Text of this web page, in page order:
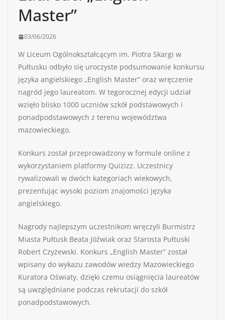
Master”
03/06/2026
W Liceum Ogólnokształcącym im. Piotra Skargi w
Pułtusku odbyło się uroczyste podsumowanie konkursu
języka angielskiego „English Master” oraz wręczenie
nagród jego laureatom. W tegorocznej edycji udział
wzięło blisko 1000 uczniów szkół podstawowych i
ponadpodstawowych z terenu województwa
mazowieckiego.
Konkurs został przeprowadzony w formule online z
wykorzystaniem platformy Quizizz. Uczestnicy
rywalizowali w dwóch kategoriach wiekowych,
prezentując wysoki poziom znajomości języka
angielskiego.
Nagrody najlepszym uczestnikom wręczyli Burmistrz
Miasta Pułtusk Beata Jóźwiak oraz Starosta Pułtuski
Robert Czyżewski. Konkurs „English Master” został
wpisany do wykazu zawodów wiedzy Mazowieckiego
Kuratora Oświaty, dzięki czemu osiągnięcia laureatów
są uwzględniane podczas rekrutacji do szkół
ponadpodstawowych.